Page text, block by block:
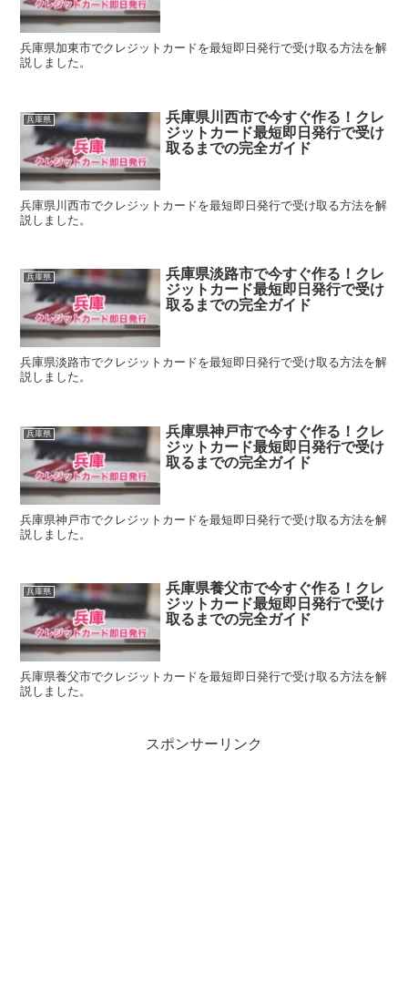
兵庫県加東市でクレジットカードを最短即日発行で受け取る方法を解
説しました。
兵庫県
兵庫県川西市で今すぐ作る！クレ
ジットカード最短即日発行で受け
取るまでの完全ガイド
兵庫県川西市でクレジットカードを最短即日発行で受け取る方法を解
説しました。
兵庫県
兵庫県淡路市で今すぐ作る！クレ
ジットカード最短即日発行で受け
取るまでの完全ガイド
兵庫県淡路市でクレジットカードを最短即日発行で受け取る方法を解
説しました。
兵庫県
兵庫県神戸市で今すぐ作る！クレ
ジットカード最短即日発行で受け
取るまでの完全ガイド
兵庫県神戸市でクレジットカードを最短即日発行で受け取る方法を解
説しました。
兵庫県
兵庫県養父市で今すぐ作る！クレ
ジットカード最短即日発行で受け
取るまでの完全ガイド
兵庫県養父市でクレジットカードを最短即日発行で受け取る方法を解
説しました。
スポンサーリンク